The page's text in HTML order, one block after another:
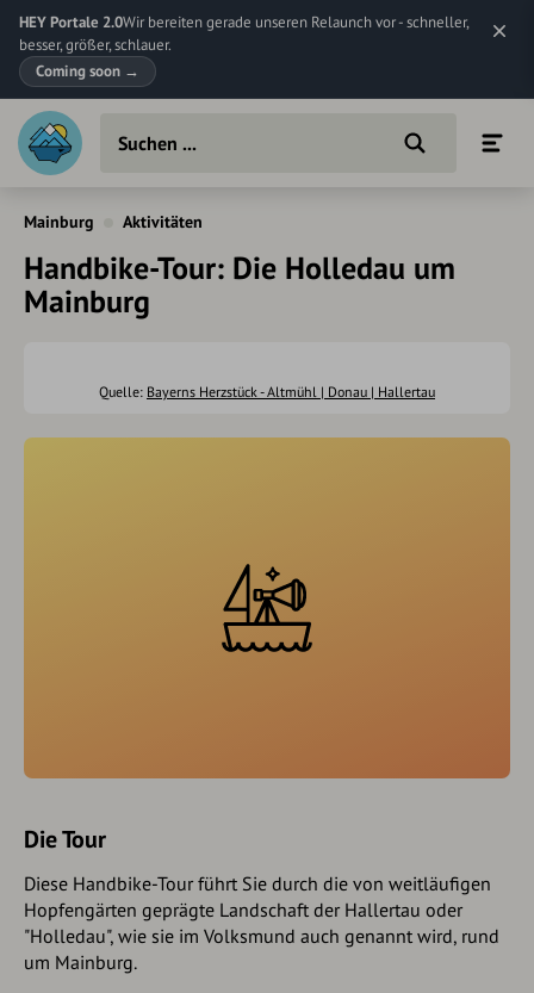
HEY Portale 2.0Wir bereiten gerade unseren Relaunch vor - schneller,
besser, größer, schlauer.
Coming soon →
Mainburg Aktivitäten
Handbike-Tour: Die Holledau um
Mainburg
Quelle: Bayerns Herzstück - Altmühl | Donau | Hallertau
Die Tour
Diese Handbike-Tour führt Sie durch die von weitläufigen
Hopfengärten geprägte Landschaft der Hallertau oder
"Holledau", wie sie im Volksmund auch genannt wird, rund
um Mainburg.